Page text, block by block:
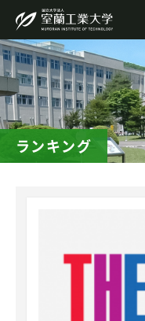
ランキング